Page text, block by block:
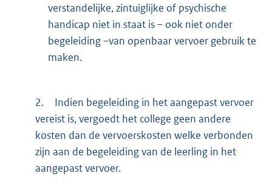
verstandelijke, zintuiglijke of psychische
handicap niet in staat is – ook niet onder
begeleiding –van openbaar vervoer gebruik te
maken.
2.
Indien begeleiding in het aangepast vervoer
vereist is, vergoedt het college geen andere
kosten dan de vervoerskosten welke verbonden
zijn aan de begeleiding van de leerling in het
aangepast vervoer.